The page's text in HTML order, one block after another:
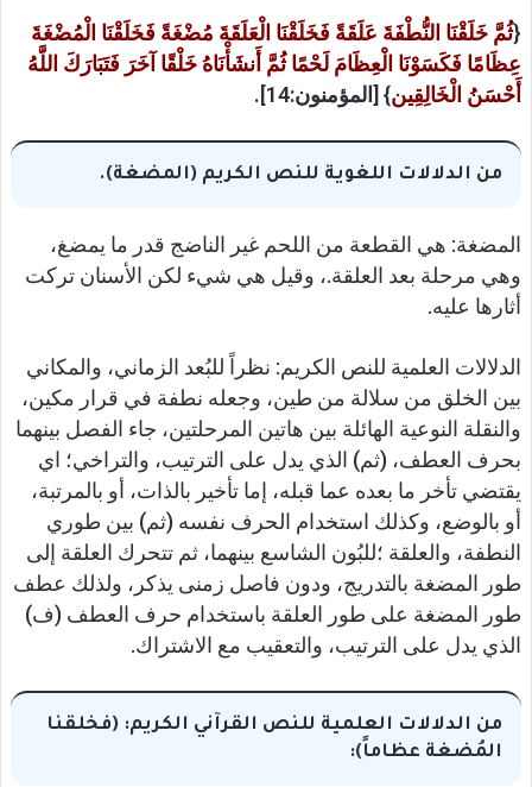
{ثُمَّ خَلَقْنَا النُّطْفَةَ عَلَقَةً فَخَلَقْنَا الْعَلَقَةَ مُضْغَةً فَخَلَقْنَا الْمُضْغَةَ
عِظَامًا فَكَسَوْنَا الْعِظَامَ لَحْمًا ثُمَّ أَنشَأْنَاهُ خَلْقًا آخَرَ فَتَبَارَكَ اللَّهُ
أَحْسَنُ الْخَالِقِين} [المؤمنون:14].
من الدلالات اللغوية للنص الكريم (المضغة).
المضغة: هي القطعة من اللحم غير الناضج قدر ما يمضغ،
وهي مرحلة بعد العلقة.، وقيل هي شيء لكن الأسنان تركت
أثارها عليه.
الدلالات العلمية للنص الكريم: نظراً للبُعد الزماني، والمكاني
بين الخلق من سلالة من طين، وجعله نطفة في قرار مكين،
والنقلة النوعية الهائلة بين هاتين المرحلتين، جاء الفصل بينهما
بحرف العطف، (ثم) الذي يدل على الترتيب، والتراخي؛ اي
يقتضي تأخر ما بعده عما قبله، إما تأخير بالذات، أو بالمرتبة،
أو بالوضع، وكذلك استخدام الحرف نفسه (ثم) بين طوري
النطفة، والعلقة ؛للبُون الشاسع بينهما، ثم تتحرك العلقة إلى
طور المضغة بالتدريج، ودون فاصل زمنى يذكر، ولذلك عطف
طور المضغة على طور العلقة باستخدام حرف العطف (ف)
الذي يدل على الترتيب، والتعقيب مع الاشتراك.
من الدلالات العلمية للنص القرآني الكريم: (فخلقنا
المُضغة عظاماً):